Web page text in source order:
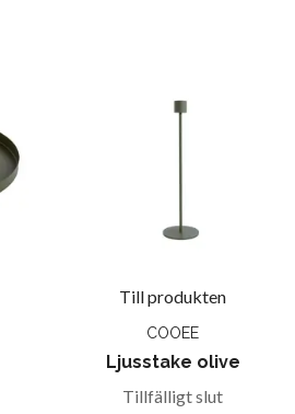
Till produkten
COOEE
Ljusstake olive
Tillfälligt slut